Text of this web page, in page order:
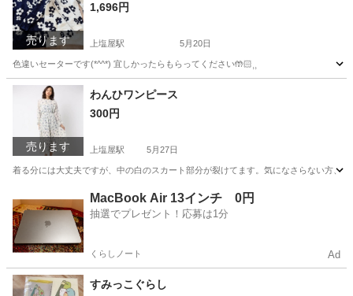
売ります
1,696円
上塩屋駅 5月20日
色違いセーターです(*^^*) 宜しかったらもらってください🤲🏻⸒⸒
鹿児島 鹿児島市
売ります
わんひワンピース
300円
上塩屋駅 5月27日
着る分には大丈夫ですが、中の白のスカート部分が裂けてます。気になさらない方、直
鹿児島市 上塩屋駅 ワンピース
MacBook Air 13インチ 0円
抽選でプレゼント！応募は1分
くらしノート Ad
すみっこぐらし